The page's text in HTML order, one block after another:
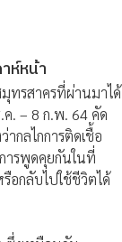
ห์หน้า
ทรสาครที่ผ่านมาได้
ค. – 8 ก.พ. 64 คัด
กลไกการติดเชื้อ
ารพูดคุยกันในที่
อกลับไปใช้ชีวิตได้